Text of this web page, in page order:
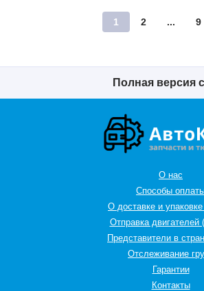
1 2 ... 9
Полная версия
О нас
Способы
О доставке и
Отправка двигателей
Представители в
Oтслеживание
Гарантии
Контакты